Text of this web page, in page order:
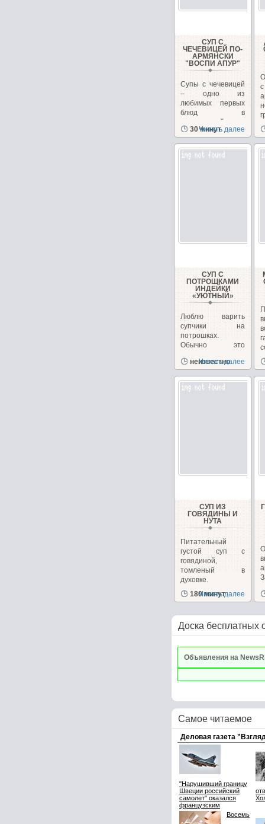
СУП С
ЧЕЧЕВИЦЕЙ ПО-
АРМЯНСКИ
"ВОСПИ АПУР"
Супы с чечевицей
– одно из
любимых первых
блюд в
закавказской
кухне, в Армении...
30 минут
Читать далее
СУП С
ПОТРОШКАМИ
ИНДЕЙКИ
«УЮТНЫЙ»
Люблю варить
супчики на
потрошках.
Обычно это
сегодня у меня
неизвестно
Читать далее
СУП ИЗ
ГОВЯДИНЫ И
НУТА
Питательный
густой суп с
говядиной,
томленый в
духовке.
180 минут
Читать далее
Доска бесплатных
Объявления на
Самое читаемое